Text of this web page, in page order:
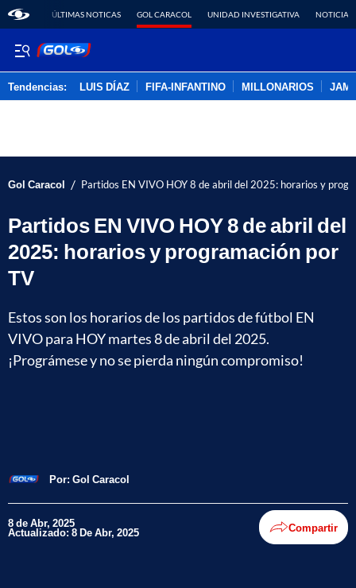
ÚLTIMAS NOTICAS GOL CARACOL UNIDAD INVESTIGATIVA NOTICIAS
Tendencias: LUIS DÍAZ FIFA-INFANTINO MILLONARIOS
Gol Caracol / Partidos EN VIVO HOY 8 de abril del 2025: horarios y
Partidos EN VIVO HOY 8 de abril del
2025: horarios y programación por
TV
Estos son los horarios de los partidos de fútbol EN
VIVO para HOY martes 8 de abril del 2025.
¡Prográmese y no se pierda ningún compromiso!
Por: Gol Caracol
8 de Abr, 2025
Actualizado: 8 De Abr, 2025 Compartir